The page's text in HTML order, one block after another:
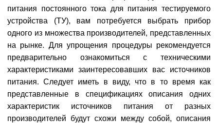
питания постоянного тока для питания тестируемого
устройства (ТУ), вам потребуется выбрать прибор
одного из множества производителей, представленных
на рынке. Для упрощения процедуры рекомендуется
предварительно ознакомиться с техническими
характеристиками заинтересовавших вас источников
питания. Следует иметь в виду, что в то время как
представленные в спецификациях описания одних
характеристик источников питания от разных
производителей будут схожи между собой, описания